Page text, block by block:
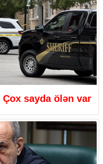
Çox sayda ölən var